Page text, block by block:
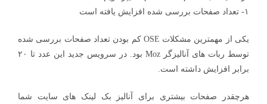
۱- تعداد صفحات بررسی شده افزایش یافته است
یکی از مهمترین مشکلات OSE کم بودن تعداد صفحات بررسی شده
توسط ربات های آنالیزگر Moz بود. در سرویس جدید این عدد تا ۲۰
برابر افزایش داشته است.
هرچقدر صفحات بیشتری برای آنالیز بک لینک های سایت شما